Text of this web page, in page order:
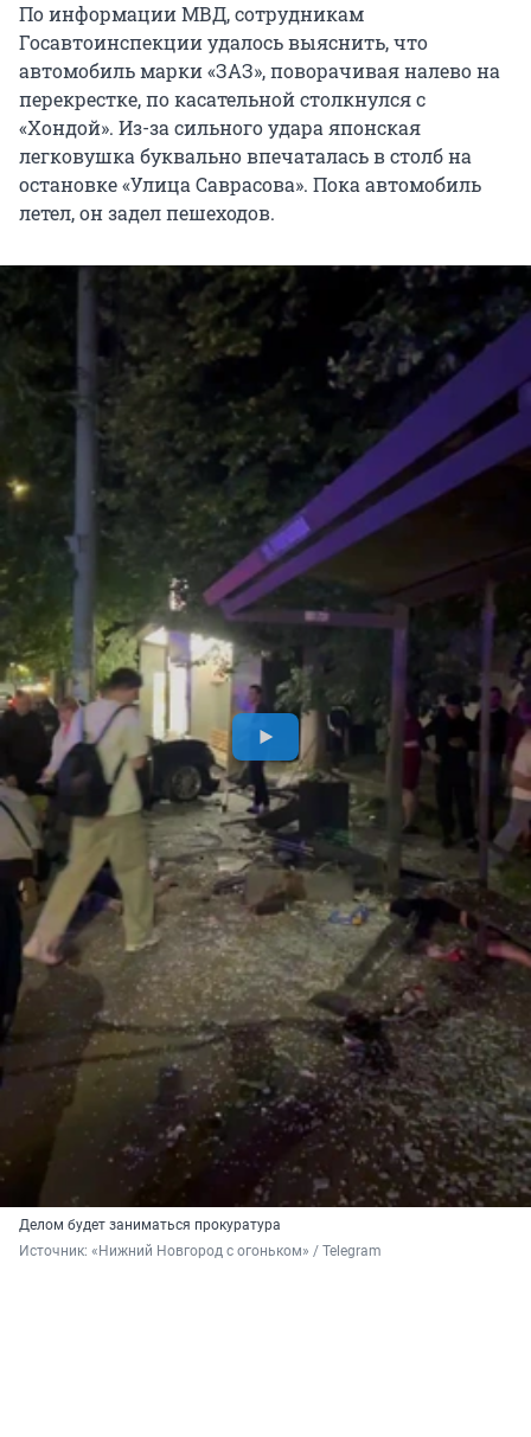
По информации МВД, сотрудникам
Госавтоинспекции удалось выяснить, что
автомобиль марки «ЗАЗ», поворачивая налево на
перекрестке, по касательной столкнулся с
«Хондой». Из-за сильного удара японская
легковушка буквально впечаталась в столб на
остановке «Улица Саврасова». Пока автомобиль
летел, он задел пешеходов.
Делом будет заниматься прокуратура
Источник: «Нижний Новгород с огоньком» / Telegram